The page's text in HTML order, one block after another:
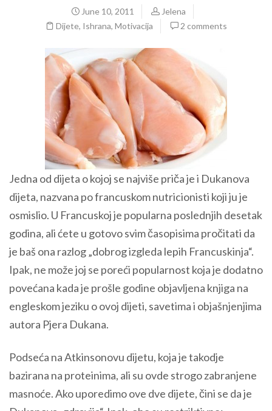
June 10, 2011
Jelena
Dijete, Ishrana, Motivacija 2 comments
Jedna od dijeta o kojoj se najviše priča je i Dukanova
dijeta, nazvana po francuskom nutricionisti koji ju je
osmislio. U Francuskoj je popularna poslednjih desetak
godina, ali ćete u gotovo svim časopisima pročitati da
je baš ona razlog „dobrog izgleda lepih Francuskinja“.
Ipak, ne može joj se poreći popularnost koja je dodatno
povećana kada je prošle godine objavljena knjiga na
engleskom jeziku o ovoj dijeti, savetima i objašnjenjima
autora Pjera Dukana.
Podseća na Atkinsonovu dijetu, koja je takodje
bazirana na proteinima, ali su ovde strogo zabranjene
masnoće. Ako uporedimo ove dve dijete, čini se da je